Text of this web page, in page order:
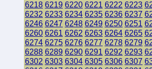
6218 6219 6220 6221 6222 6223
6232 6233 6234 6235 6236 6237
6246 6247 6248 6249 6250 6251
6260 6261 6262 6263 6264 6265
6274 6275 6276 6277 6278 6279
6288 6289 6290 6291 6292 6293
6302 6303 6304 6305 6306 6307